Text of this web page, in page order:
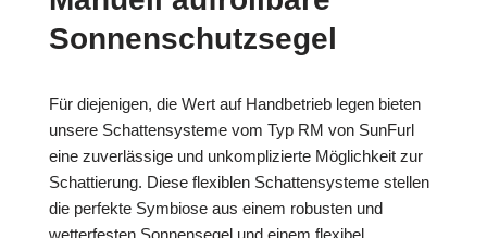
Sonnenschutzsegel
Für diejenigen, die Wert auf Handbetrieb legen bieten
unsere Schattensysteme vom Typ RM von SunFurl
eine zuverlässige und unkomplizierte Möglichkeit zur
Schattierung. Diese flexiblen Schattensysteme stellen
die perfekte Symbiose aus einem robusten und